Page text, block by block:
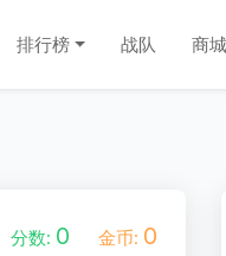
排行榜 战队 商城
分数: 0 金币: 0